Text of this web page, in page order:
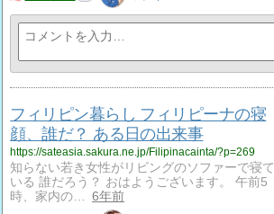
フィリピン暮らし フィリピーナの寝
顔、誰だ？ ある日の出来事
https://sateasia.sakura.ne.jp/Filipinacainta/?p=269
知らない若き女性がリビングのソファーで寝て
いる 誰だろう？ おはようございます。 午前5
時、家内の…
6年前